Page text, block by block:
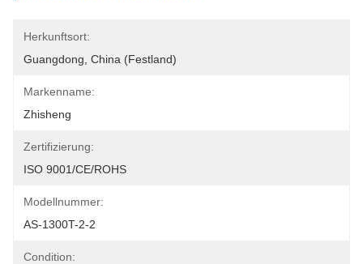
Herkunftsort:
Guangdong, China (Festland)
Markenname:
Zhisheng
Zertifizierung:
ISO 9001/CE/ROHS
Modellnummer:
AS-1300T-2-2
Condition: